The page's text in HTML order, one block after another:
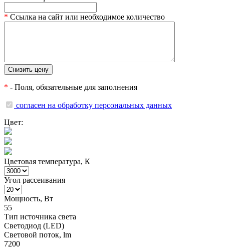
* Ссылка на сайт или необходимое количество
* - Поля, обязательные для заполнения
согласен на обработку персональных данных
Цвет:
Цветовая температура, К
Угол рассеивания
Мощность, Вт
55
Тип источника света
Светодиод (LED)
Световой поток, lm
7200